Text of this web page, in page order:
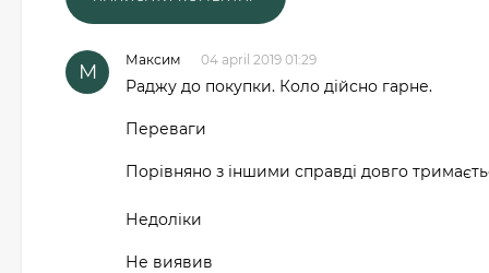
М
Максим 04 april 2019 01:29
Раджу до покупки. Коло дійсно гарне.
Переваги
Порівняно з іншими справді довго
Недоліки
Не виявив